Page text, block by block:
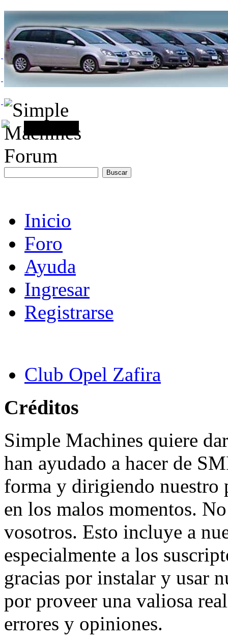
Inicio
Foro
Ayuda
Ingresar
Registrarse
Club Opel Zafira
Créditos
Simple Machines quiere
han ayudado a hacer de
forma y dirigiendo nuestro
en los malos momentos.
vosotros. Esto incluye a
especialmente a los
gracias por instalar y usar
por proveer una valiosa
errores y opiniones.